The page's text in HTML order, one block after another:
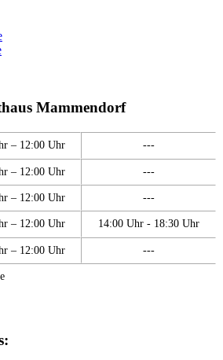
Mammendorf
– 12:00 Uhr ---
– 12:00 Uhr ---
– 12:00 Uhr ---
– 12:00 Uhr 14:00 Uhr - 18:30 Uhr
– 12:00 Uhr ---